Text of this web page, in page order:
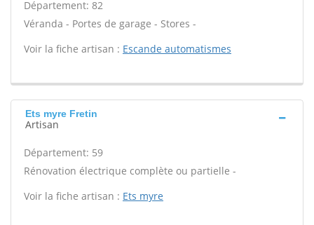
Département: 82
Véranda - Portes de garage - Stores -
Voir la fiche artisan : Escande automatismes
Ets myre Fretin
Artisan
Département: 59
Rénovation électrique complète ou partielle -
Voir la fiche artisan : Ets myre